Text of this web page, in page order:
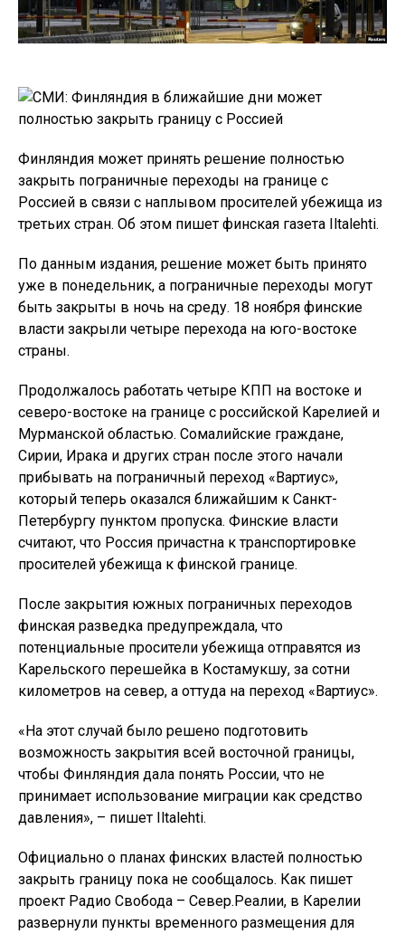
Финляндия может принять решение полностью
закрыть пограничные переходы на границе с
Россией в связи с наплывом просителей убежища из
третьих стран. Об этом пишет финская газета Iltalehti.
По данным издания, решение может быть принято
уже в понедельник, а пограничные переходы могут
быть закрыты в ночь на среду. 18 ноября финские
власти закрыли четыре перехода на юго-востоке
страны.
Продолжалось работать четыре КПП на востоке и
северо-востоке на границе с российской Карелией и
Мурманской областью. Сомалийские граждане,
Сирии, Ирака и других стран после этого начали
прибывать на пограничный переход «Вартиус»,
который теперь оказался ближайшим к Санкт-
Петербургу пунктом пропуска. Финские власти
считают, что Россия причастна к транспортировке
просителей убежища к финской границе.
После закрытия южных пограничных переходов
финская разведка предупреждала, что
потенциальные просители убежища отправятся из
Карельского перешейка в Костамукшу, за сотни
километров на север, а оттуда на переход «Вартиус».
«На этот случай было решено подготовить
возможность закрытия всей восточной границы,
чтобы Финляндия дала понять России, что не
принимает использование миграции как средство
давления», – пишет Iltalehti.
Официально о планах финских властей полностью
закрыть границу пока не сообщалось. Как пишет
проект Радио Свобода – Север.Реалии, в Карелии
развернули пункты временного размещения для